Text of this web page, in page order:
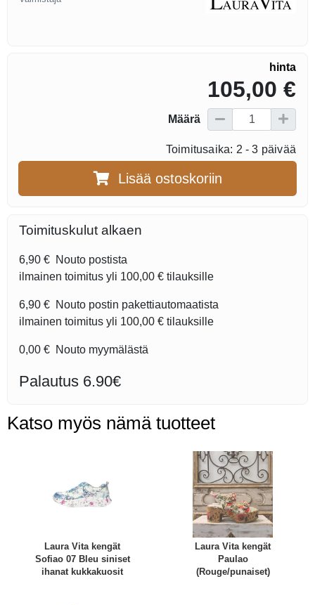
hinta
105,00 €
Määrä
Toimitusaika: 2 - 3 päivää
Lisää ostoskoriin
Toimituskulut alkaen
6,90 € Nouto postista
ilmainen toimitus yli 100,00 € tilauksille
6,90 € Nouto postin pakettiautomaatista
ilmainen toimitus yli 100,00 € tilauksille
0,00 € Nouto myymälästä
Palautus 6.90€
Katso myös nämä tuotteet
Laura Vita kengät
Sofiao 07 Bleu siniset
ihanat kukkakuosit
Laura Vita kengät
Paulao
(Rouge/punaiset)